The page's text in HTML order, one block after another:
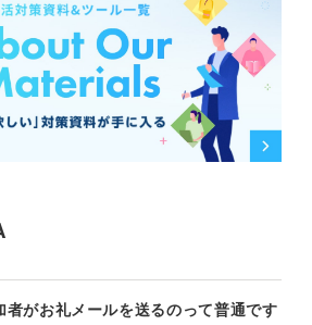
者がお礼メールを送るのって普通です